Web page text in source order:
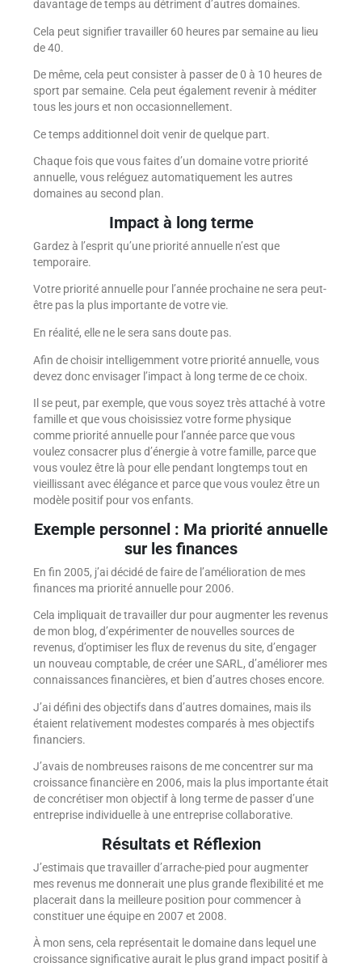
davantage de temps au détriment d’autres domaines.
Cela peut signifier travailler 60 heures par semaine au lieu
de 40.
De même, cela peut consister à passer de 0 à 10 heures de
sport par semaine. Cela peut également revenir à méditer
tous les jours et non occasionnellement.
Ce temps additionnel doit venir de quelque part.
Chaque fois que vous faites d’un domaine votre priorité
annuelle, vous reléguez automatiquement les autres
domaines au second plan.
Impact à long terme
Gardez à l’esprit qu’une priorité annuelle n’est que
temporaire.
Votre priorité annuelle pour l’année prochaine ne sera peut-
être pas la plus importante de votre vie.
En réalité, elle ne le sera sans doute pas.
Afin de choisir intelligemment votre priorité annuelle, vous
devez donc envisager l’impact à long terme de ce choix.
Il se peut, par exemple, que vous soyez très attaché à votre
famille et que vous choisissiez votre forme physique
comme priorité annuelle pour l’année parce que vous
voulez consacrer plus d’énergie à votre famille, parce que
vous voulez être là pour elle pendant longtemps tout en
vieillissant avec élégance et parce que vous voulez être un
modèle positif pour vos enfants.
Exemple personnel : Ma priorité annuelle
sur les finances
En fin 2005, j’ai décidé de faire de l’amélioration de mes
finances ma priorité annuelle pour 2006.
Cela impliquait de travailler dur pour augmenter les revenus
de mon blog, d’expérimenter de nouvelles sources de
revenus, d’optimiser les flux de revenus du site, d’engager
un nouveau comptable, de créer une SARL, d’améliorer mes
connaissances financières, et bien d’autres choses encore.
J’ai défini des objectifs dans d’autres domaines, mais ils
étaient relativement modestes comparés à mes objectifs
financiers.
J’avais de nombreuses raisons de me concentrer sur ma
croissance financière en 2006, mais la plus importante était
de concrétiser mon objectif à long terme de passer d’une
entreprise individuelle à une entreprise collaborative.
Résultats et Réflexion
J’estimais que travailler d’arrache-pied pour augmenter
mes revenus me donnerait une plus grande flexibilité et me
placerait dans la meilleure position pour commencer à
constituer une équipe en 2007 et 2008.
À mon sens, cela représentait le domaine dans lequel une
croissance significative aurait le plus grand impact positif à